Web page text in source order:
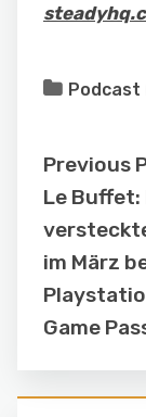
Podcast
Previous
Le Buffet:
im März
Game